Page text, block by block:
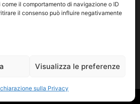
il comportamento di navigazione o ID
il consenso può influire negativamente
Visualizza le preferenze
sulla Privacy